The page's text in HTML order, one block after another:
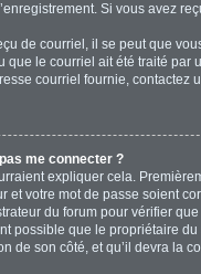
Si vous avez
de courriel, il se peut que
que le courriel ait été traité par
courriel fournie, contactez
me connecter ?
expliquer cela.
et votre mot de passe soient
du forum pour vérifier que
possible que le propriétaire du
de son côté, et qu’il devra la